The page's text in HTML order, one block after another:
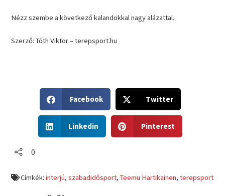
Nézz szembe a következő kalandokkal nagy alázattal.
Szerző: Tóth Viktor – terepsport.hu
h
r
Facebook
h
Twitter
h
n
Linkedin
h
n
Pinterest
0
Címkék:interjú,szabadidősport,Teemu Hartikainen,terepsport